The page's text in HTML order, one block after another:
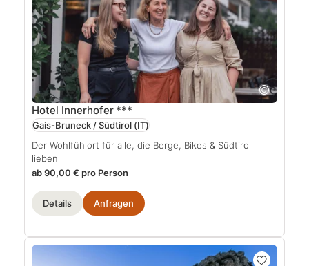
Hotel Innerhofer ***
Gais-Bruneck / Südtirol (IT)
Der Wohlfühlort für alle, die Berge, Bikes & Südtirol
lieben
ab 90,00 € pro Person
Details Anfragen